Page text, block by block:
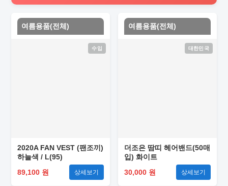
여름용품(전체)
수입
2020A FAN VEST (팬조끼)
하늘색 / L(95)
89,100 원
상세보기
여름용품(전체)
대한민국
더조은 땀띠 헤어밴드(50매
입) 화이트
30,000 원
상세보기